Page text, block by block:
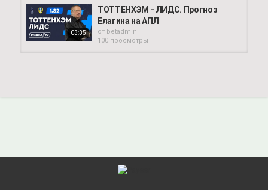
03:35
ТОТТЕНХЭМ - ЛИДС. Прогноз
Елагина на АПЛ
от betadmin
100 просмотры
ТОТТЕНХЭМ - ЧЕЛСИ. Прогноз